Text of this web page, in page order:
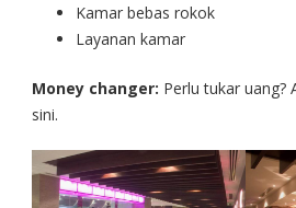
Kamar bebas rokok
Layanan kamar
Money changer: Perlu tukar uang?
sini.